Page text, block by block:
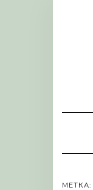
МЕТКА: